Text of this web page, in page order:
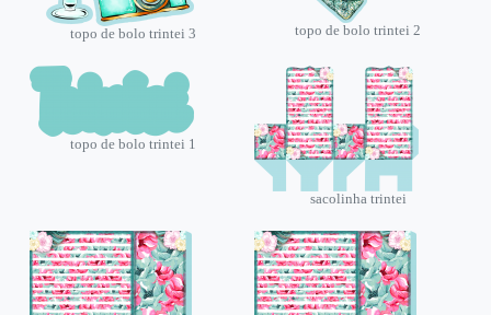
topo de bolo trintei 3 topo de bolo trintei 2
topo de bolo trintei 1
sacolinha trintei